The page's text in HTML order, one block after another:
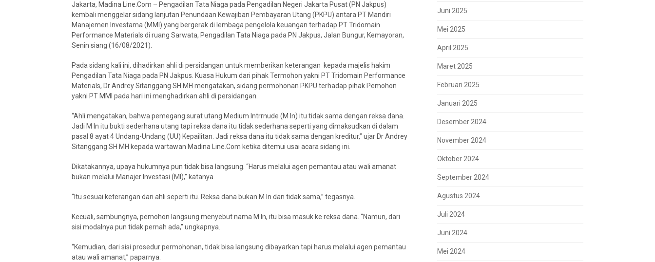
Jakarta, Madina Line.Com – Pengadilan Tata Niaga pada Pengadilan Negeri Jakarta Pusat (PN Jakpus)
kembali menggelar sidang lanjutan Penundaan Kewajiban Pembayaran Utang (PKPU) antara PT Mandiri
Manajemen Investama (MMI) yang bergerak di lembaga pengelola keuangan terhadap PT Tridomain
Performance Materials di ruang Sarwata, Pengadilan Tata Niaga pada PN Jakpus, Jalan Bungur, Kemayoran,
Senin siang (16/08/2021).
Pada sidang kali ini, dihadirkan ahli di persidangan untuk memberikan keterangan kepada majelis hakim
Pengadilan Tata Niaga pada PN Jakpus. Kuasa Hukum dari pihak Termohon yakni PT Tridomain Performance
Materials, Dr Andrey Sitanggang SH MH mengatakan, sidang permohonan PKPU terhadap pihak Pemohon
yakni PT MMI pada hari ini menghadirkan ahli di persidangan.
“Ahli mengatakan, bahwa pemegang surat utang Medium Intrrnude (M In) itu tidak sama dengan reksa dana.
Jadi M In itu bukti sederhana utang tapi reksa dana itu tidak sederhana seperti yang dimaksudkan di dalam
pasal 8 ayat 4 Undang-Undang (UU) Kepailitan. Jadi reksa dana itu tidak sama dengan kreditur,” ujar Dr Andrey
Sitanggang SH MH kepada wartawan Madina Line.Com ketika ditemui usai acara sidang ini.
Dikatakannya, upaya hukumnya pun tidak bisa langsung. “Harus melalui agen pemantau atau wali amanat
bukan melalui Manajer Investasi (MI),” katanya.
“Itu sesuai keterangan dari ahli seperti itu. Reksa dana bukan M In dan tidak sama,” tegasnya.
Kecuali, sambungnya, pemohon langsung menyebut nama M In, itu bisa masuk ke reksa dana. “Namun, dari
sisi modalnya pun tidak pernah ada,” ungkapnya.
“Kemudian, dari sisi prosedur permohonan, tidak bisa langsung dibayarkan tapi harus melalui agen pemantau
atau wali amanat,” paparnya.
Juni 2025
Mei 2025
April 2025
Maret 2025
Februari 2025
Januari 2025
Desember 2024
November 2024
Oktober 2024
September 2024
Agustus 2024
Juli 2024
Juni 2024
Mei 2024